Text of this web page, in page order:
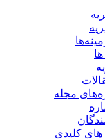
مجله
های کلیدی